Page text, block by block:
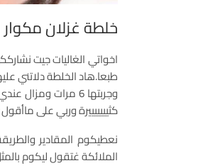
خلطة غزلان
اخواتي الغاليات جيت
طبعا.هاد الخلطة دلاتني
وجربتها 6 مرات
كثيييييييرة وربي على
نعطيكوم المقادير
الملائكة غتقول ليكوم